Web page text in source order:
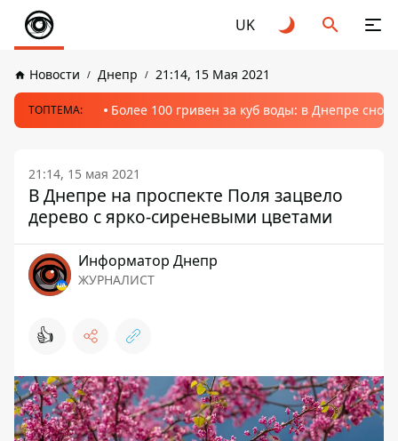
UK
Новости Днепр 21:14, 15 Мая 2021
ТОПТЕМА: Более 100 гривен за куб воды: в Днепре
21:14, 15 мая 2021
В Днепре на проспекте Поля зацвело
дерево с ярко-сиреневыми цветами
Информатор Днепр
ЖУРНАЛИСТ
👍